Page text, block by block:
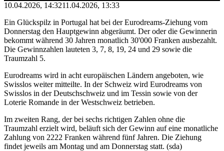
10.04.2026, 14:3211.04.2026, 13:33
Ein Glückspilz in Portugal hat bei der Eurodreams-Ziehung vom
Donnerstag den Hauptgewinn abgeräumt. Der oder die Gewinnerin
bekommt während 30 Jahren monatlich 30'000 Franken ausbezahlt.
Die Gewinnzahlen lauteten 3, 7, 8, 19, 24 und 29 sowie die
Traumzahl 5.
Eurodreams wird in acht europäischen Ländern angeboten, wie
Swisslos weiter mitteilte. In der Schweiz wird Eurodreams von
Swisslos in der Deutschschweiz und im Tessin sowie von der
Loterie Romande in der Westschweiz betrieben.
Im zweiten Rang, der bei sechs richtigen Zahlen ohne die
Traumzahl erzielt wird, beläuft sich der Gewinn auf eine monatliche
Zahlung von 2222 Franken während fünf Jahren. Die Ziehung
findet jeweils am Montag und am Donnerstag statt. (sda)